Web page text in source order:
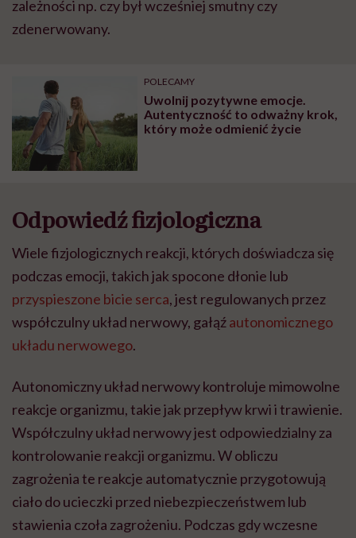
zależności np. czy był wcześniej smutny czy
zdenerwowany.
POLECAMY
Uwolnij pozytywne emocje.
Autentyczność to odważny krok,
który może odmienić życie
Odpowiedź fizjologiczna
Wiele fizjologicznych reakcji, których doświadcza się
podczas emocji, takich jak spocone dłonie lub
przyspieszone bicie serca, jest regulowanych przez
współczulny układ nerwowy, gałąźautonomicznego
układu nerwowego.
Autonomiczny układ nerwowy kontroluje mimowolne
reakcje organizmu, takie jak przepływ krwi i trawienie.
Współczulny układ nerwowy jest odpowiedzialny za
kontrolowanie reakcji organizmu. W obliczu
zagrożenia te reakcje automatycznie przygotowują
ciało do ucieczki przed niebezpieczeństwem lub
stawienia czoła zagrożeniu. Podczas gdy wczesne